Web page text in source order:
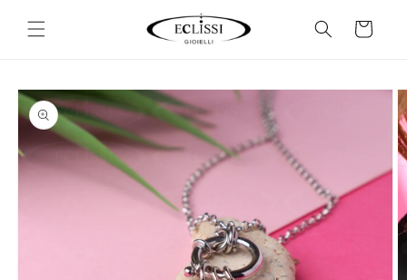
direttamente
ai contenuti
Carrello
Passa alle
informazioni
sul prodotto